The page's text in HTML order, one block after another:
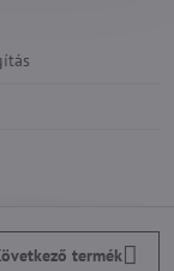
termék